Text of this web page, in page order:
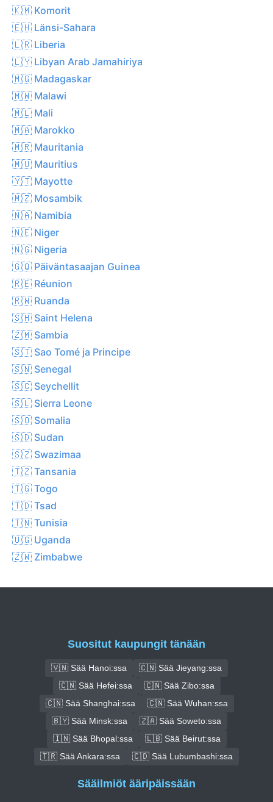
🇰🇲 Komorit
🇪🇭 Länsi-Sahara
🇱🇷 Liberia
🇱🇾 Libyan Arab Jamahiriya
🇲🇬 Madagaskar
🇲🇼 Malawi
🇲🇱 Mali
🇲🇦 Marokko
🇲🇷 Mauritania
🇲🇺 Mauritius
🇾🇹 Mayotte
🇲🇿 Mosambik
🇳🇦 Namibia
🇳🇪 Niger
🇳🇬 Nigeria
🇬🇶 Päiväntasaajan Guinea
🇷🇪 Réunion
🇷🇼 Ruanda
🇸🇭 Saint Helena
🇿🇲 Sambia
🇸🇹 Sao Tomé ja Principe
🇸🇳 Senegal
🇸🇨 Seychellit
🇸🇱 Sierra Leone
🇸🇴 Somalia
🇸🇩 Sudan
🇸🇿 Swazimaa
🇹🇿 Tansania
🇹🇬 Togo
🇹🇩 Tsad
🇹🇳 Tunisia
🇺🇬 Uganda
🇿🇼 Zimbabwe
Suositut kaupungit tänään
🇻🇳 Sää Hanoi:ssa
🇨🇳 Sää Jieyang:ssa
🇨🇳 Sää Hefei:ssa
🇨🇳 Sää Zibo:ssa
🇨🇳 Sää Shanghai:ssa
🇨🇳 Sää Wuhan:ssa
🇧🇾 Sää Minsk:ssa
🇿🇦 Sää Soweto:ssa
🇮🇳 Sää Bhopal:ssa
🇱🇧 Sää Beirut:ssa
🇹🇷 Sää Ankara:ssa
🇨🇩 Sää Lubumbashi:ssa
Sääilmiöt ääripäissään